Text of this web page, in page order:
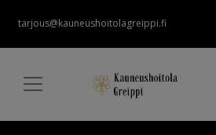
tarjous@kauneushoitolagreippi.fi